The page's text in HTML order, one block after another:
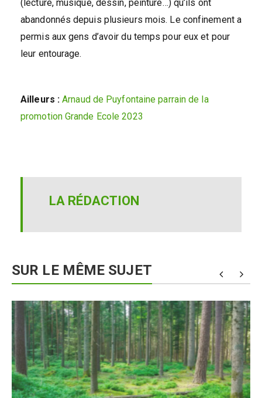
(lecture, musique, dessin, peinture…) qu’ils ont
abandonnés depuis plusieurs mois. Le confinement a
permis aux gens d’avoir du temps pour eux et pour
leur entourage.
Ailleurs : Arnaud de Puyfontaine parrain de la
promotion Grande Ecole 2023
LA RÉDACTION
SUR LE MÊME SUJET